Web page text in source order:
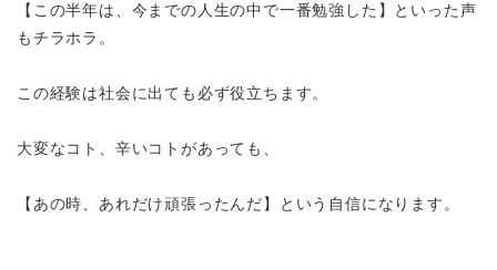
【この半年は、今までの人生の中で一番勉強した】といった声
もチラホラ。
この経験は社会に出ても必ず役立ちます。
大変なコト、辛いコトがあっても、
【あの時、あれだけ頑張ったんだ】という自信になります。